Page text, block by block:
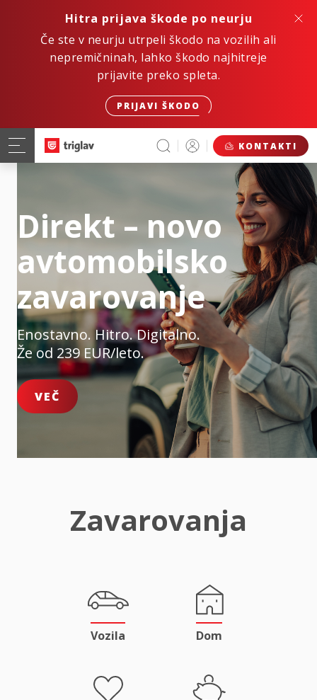
Hitra prijava škode po neurju
Če ste v neurju utrpeli škodo na vozilih ali
nepremičninah, lahko škodo najhitreje
prijavite preko spleta.
PRIJAVI ŠKODO
KONTAKTI
Direkt – novo
avtomobilsko
zavarovanje
Enostavno. Hitro. Digitalno.
Že od 239 EUR/leto.
VEČ
Zavarovanja
Vozila Dom